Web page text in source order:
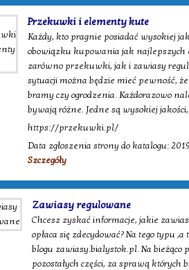
Przekuwki i elementy kute
Każdy, kto pragnie posiadać wysokiej
obowiązku kupowania jak najlepszych
zarówno przekuwki, jak i zawiasy
sytuacji można będzie mieć pewność,
bramy czy ogrodzenia. Każdorazowo
bywają różne. Jedne są wysokiej
https://przekuwki.pl/
Data zgłoszenia strony do katalogu:
Szczegóły
Zawiasy regulowane
Chcesz zyskać informacje, jakie
opłaca się zdecydować? Na tego typu
blogu zawiasy.bialystok.pl. Na
pozostałych części, za sprawą